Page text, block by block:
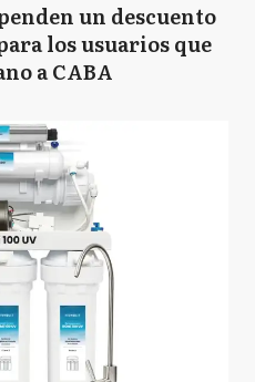
un descuento
los usuarios que
a CABA